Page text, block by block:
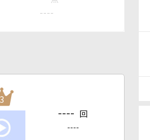
----
3
---- 回
----